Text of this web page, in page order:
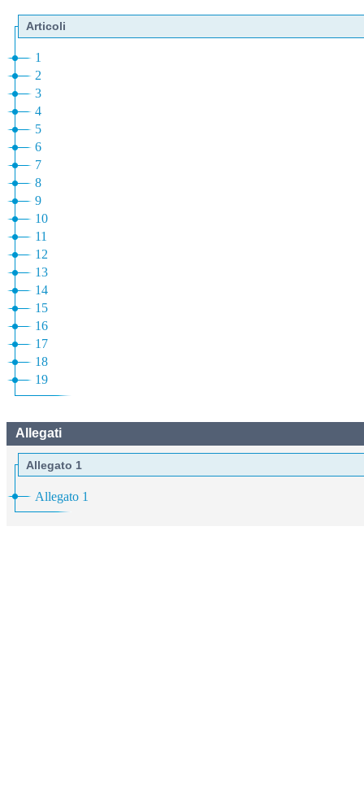
Articoli
1
2
3
4
5
6
7
8
9
10
11
12
13
14
15
16
17
18
19
Allegati
Allegato 1
Allegato 1